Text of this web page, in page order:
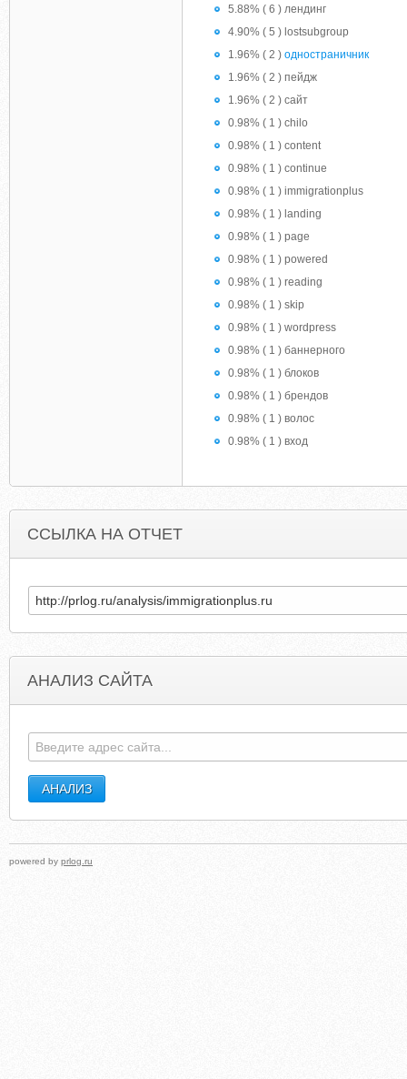
5.88% ( 6 ) лендинг
4.90% ( 5 ) lostsubgroup
1.96% ( 2 ) одностраничник
1.96% ( 2 ) пейдж
1.96% ( 2 ) сайт
0.98% ( 1 ) chilo
0.98% ( 1 ) content
0.98% ( 1 ) continue
0.98% ( 1 ) immigrationplus
0.98% ( 1 ) landing
0.98% ( 1 ) page
0.98% ( 1 ) powered
0.98% ( 1 ) reading
0.98% ( 1 ) skip
0.98% ( 1 ) wordpress
0.98% ( 1 ) баннерного
0.98% ( 1 ) блоков
0.98% ( 1 ) брендов
0.98% ( 1 ) волос
0.98% ( 1 ) вход
ССЫЛКА НА ОТЧЕТ
АНАЛИЗ САЙТА
powered by prlog.ru